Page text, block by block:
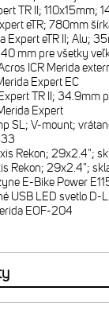
TR II; 110x15mm;
eTR; 780mm
Expert eTR II; Alu;
40 mm pre všetky
ICR Merida
Expert EC
TR II;
Expert
SL; V-mount;
Rekon; 29x2.4";
Rekon; 29x2.4";
E-Bike Power
USB LED svetlo D-
EOF-204